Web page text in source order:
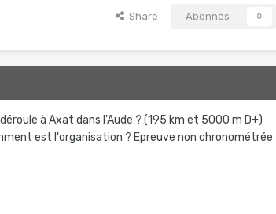
Share Abonnés 0
à Axat dans l'Aude ? (195 km et 5000 m D+)
est l'organisation ? Epreuve non chronométrée